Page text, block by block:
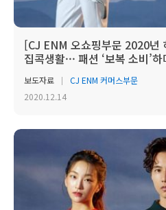
[CJ ENM 오쇼핑부문 2020년
집콕생활··· 패션 ‘보복 소비’
보도자료
CJ ENM 커머스부문
2020.12.14